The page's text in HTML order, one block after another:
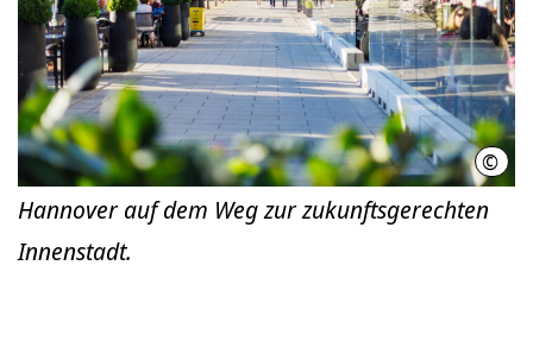
© Ole
Hannover auf dem Weg zur zukunftsgerechten
Innenstadt.